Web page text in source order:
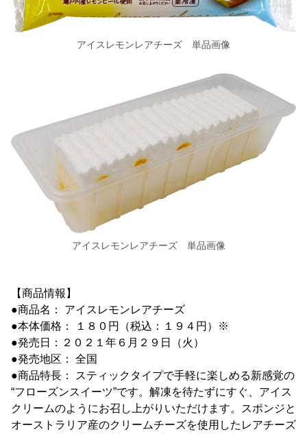
アイスレモンレアチーズ 単品画像
アイスレモンレアチーズ 単品画像
【商品情報】
●商品名： アイスレモンレアチーズ
●本体価格： １８０円（税込：１９４円）※
●発売日：２０２１年６月２９日（火）
●発売地区： 全国
●商品特長： スティックタイプで手軽に楽しめる新感覚の
“フローズンスイーツ”です。解凍を待たずにすぐ、アイス
クリームのようにお召し上がりいただけます。スポンジと
オーストラリア産のクリームチーズを使用したレアチーズ